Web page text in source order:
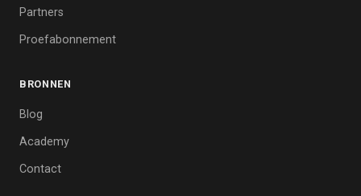
Partners
Proefabonnement
BRONNEN
Blog
Academy
Contact